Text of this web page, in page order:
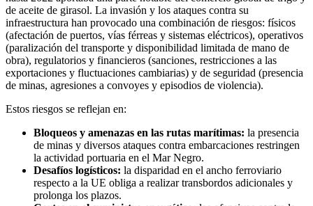
de aceite de girasol. La invasión y los ataques contra su
infraestructura han provocado una combinación de riesgos: físicos
(afectación de puertos, vías férreas y sistemas eléctricos), operativos
(paralización del transporte y disponibilidad limitada de mano de
obra), regulatorios y financieros (sanciones, restricciones a las
exportaciones y fluctuaciones cambiarias) y de seguridad (presencia
de minas, agresiones a convoyes y episodios de violencia).
Estos riesgos se reflejan en:
Bloqueos y amenazas en las rutas marítimas: la presencia
de minas y diversos ataques contra embarcaciones restringen
la actividad portuaria en el Mar Negro.
Desafíos logísticos: la disparidad en el ancho ferroviario
respecto a la UE obliga a realizar transbordos adicionales y
prolonga los plazos.